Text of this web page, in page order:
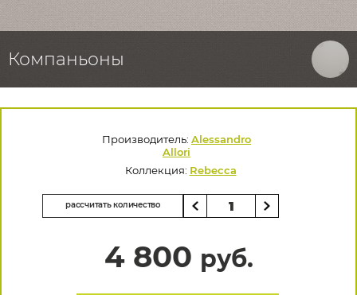
Компаньоны
Производитель: Alessandro
Allori
Коллекция: Rebecca
рассчитать количество
4 800 руб.